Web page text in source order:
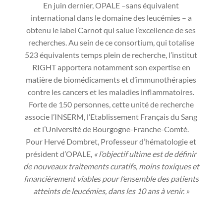
En juin dernier, OPALE –sans équivalent
international dans le domaine des leucémies – a
obtenu le label Carnot qui salue l’ex­cellence de ses
recherches. Au sein de ce consortium, qui totalise
523 équivalents temps plein de recherche, l’institut
RIGHT apportera notamment son expertise en
matière de biomédicaments et d’immunothérapies
contre les cancers et les maladies inflammatoires.
Forte de 150 personnes, cette unité de recherche
associe l’INSERM, l’Etablissement Français du Sang
et l’Université de Bourgogne-Franche-Comté.
Pour Hervé Dombret, Professeur d’hématologie et
président d’OPALE, « l’objectif ultime est de définir
de nouveaux traitements curatifs, moins toxiques et
financiè­rement viables pour l’ensemble des patients
atteints de leucémies, dans les 10 ans à venir. »